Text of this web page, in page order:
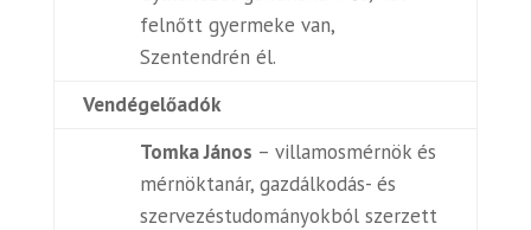
felnőtt gyermeke van,
Szentendrén él.
Vendégelőadók
Tomka János – villamosmérnök és
mérnöktanár, gazdálkodás- és
szervezéstudományokból szerzett